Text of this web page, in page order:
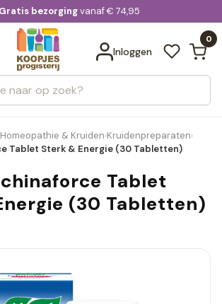
voor 20:00 uur besteld
bezorgingvanaf € 74,95
Inloggen
0
Bekijk alle resultaten
Homeopathie & Kruiden›Kruidenpreparaten›
Tablet Sterk & Energie (30 Tabletten)
Tablet
(30 Tabletten)